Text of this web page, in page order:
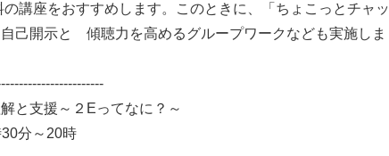
講座をおすすめします。このときに、「ちょこっとチャッ
己開示と 傾聴力を高めるグループワークなども実施しま
と支援～２Eってなに？～
分～20時